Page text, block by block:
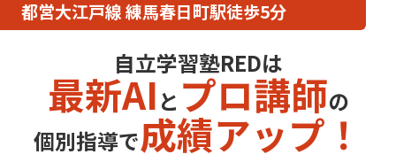
よくあるご質問
無料体験
受付中
無料体験後そのままのご入塾で
入塾金 12,100円 無料
都営大江戸線 練馬春日町駅徒歩5分
自立学習塾REDは
最新AI と プロ講師の
個別指導で成績アップ！